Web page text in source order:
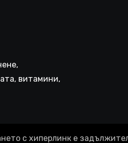
витамини,
с хиперлинк е